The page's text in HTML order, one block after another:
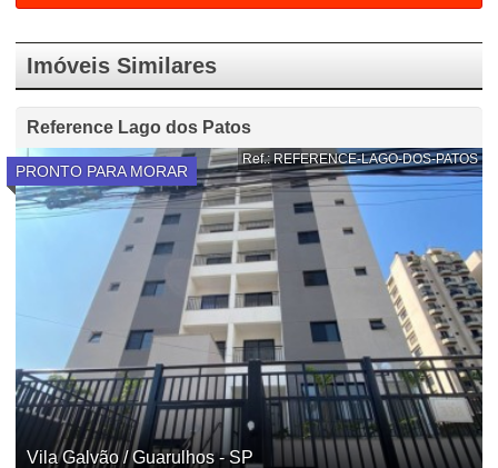
Imóveis Similares
Reference Lago dos Patos
PRONTO PARA MORAR
Ref.: REFERENCE-LAGO-DOS-PATOS
Vila Galvão / Guarulhos - SP